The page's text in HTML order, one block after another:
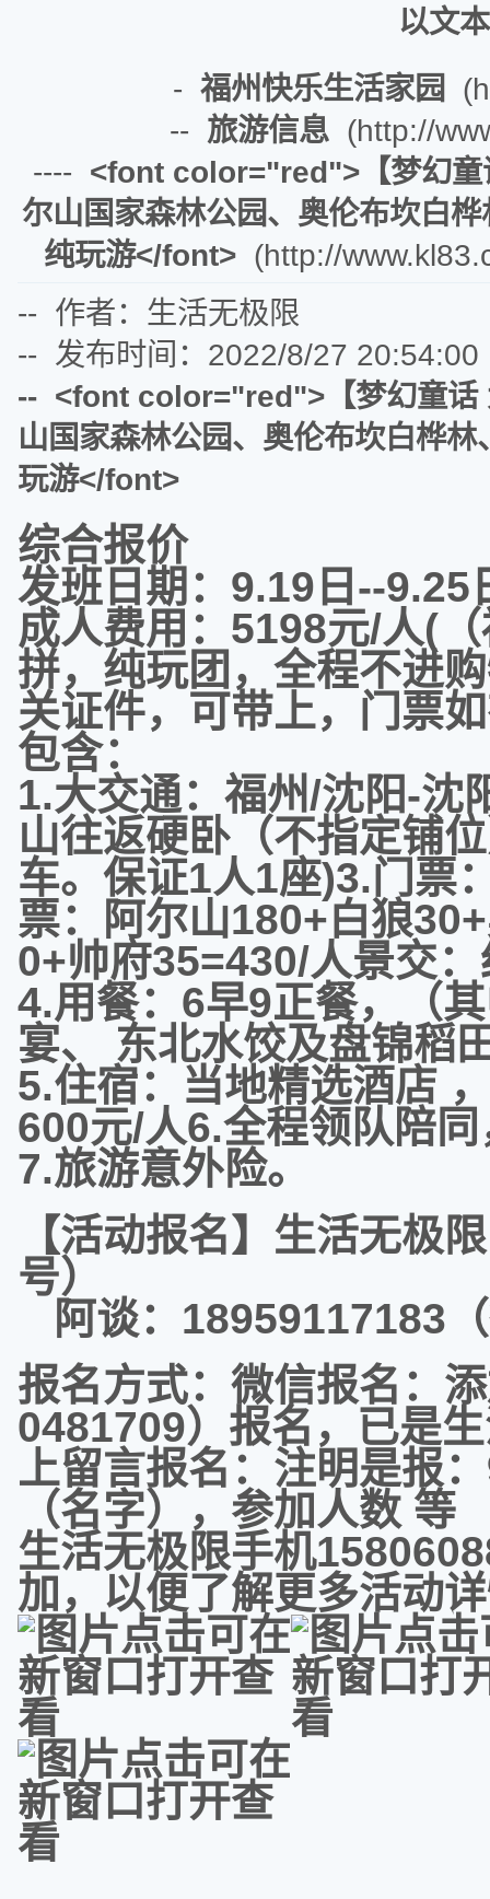
以文
- 福州快乐生活家园
-- 旅游信息 (http://
---- <font color="red">【梦幻童
尔山国家森林公园、奥伦布坎白
纯玩游</font>(http://
-- 作者：生活无极限
-- 发布时间：2022/8/27 20:54:00
-- <font color="red">【梦幻童话
山国家森林公园、奥伦布坎白桦
玩游</font>
综合报价
发班日期：9.19日--9.25
成人费用：5198元/人(
拼，纯玩团，全程不进
关证件，可带上，门票
包含：
1.大交通：福州/沈阳-沈
山往返硬卧（不指定铺
车。保证1人1座)3.门票
票：阿尔山180+白狼
0+帅府35=430/人景交
4.用餐：6早9正餐，（
宴、 东北水饺及盘锦稻
5.住宿：当地精选酒店
600元/人6.全程领队陪
7.旅游意外险。
【活动报名】生活无极
号）
阿谈：18959117183
报名方式：微信报名：
0481709）报名，已是
上留言报名：注明是报
（名字），参加人数 等
生活无极限手机
加，以便了解更多活动